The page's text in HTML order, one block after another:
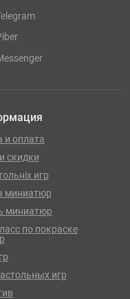
и оплата
скидки
игр
миниатюр
миниатюр
по покраске
игр